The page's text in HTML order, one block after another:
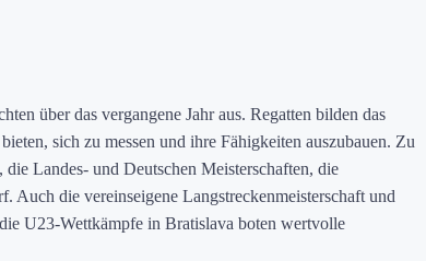
über das vergangene Jahr aus. Regatten bilden das
sich zu messen und ihre Fähigkeiten auszubauen. Zu
Landes- und Deutschen Meisterschaften, die
Auch die vereinseigene Langstreckenmeisterschaft und
U23-Wettkämpfe in Bratislava boten wertvolle